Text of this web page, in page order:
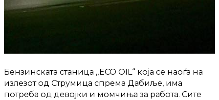
Бензинската станица „ECO OIL“ која се наоѓа на
излезот од Струмица спрема Дабиље, има
потреба од девојки и момчиња за работа. Сите